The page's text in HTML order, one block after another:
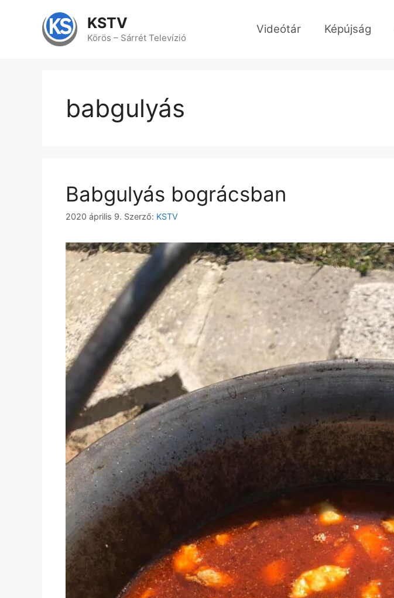
tartalomba
KSTV
Körös – Sárrét Televízió
Videótár Képújság
babgulyás
Babgulyás bográcsban
2020 április 9. Szerző: KSTV